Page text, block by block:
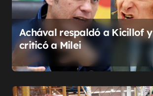
Achával respaldó a Kicillof y
criticó a Milei